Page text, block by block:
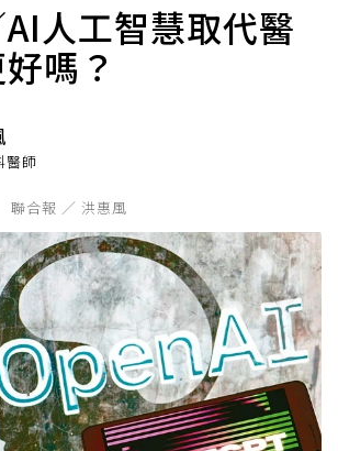
人工智慧取代醫
嗎？
醫師
聯合報 ／ 洪惠風